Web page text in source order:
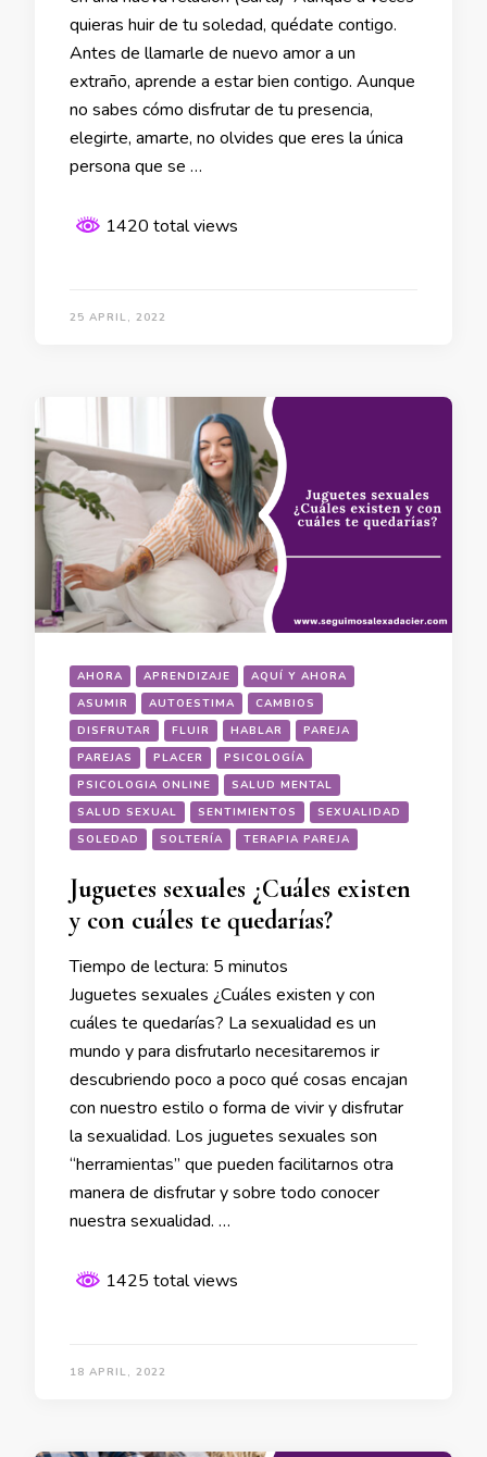
quieras huir de tu soledad, quédate contigo.
Antes de llamarle de nuevo amor a un
extraño, aprende a estar bien contigo. Aunque
no sabes cómo disfrutar de tu presencia,
elegirte, amarte, no olvides que eres la única
persona que se …
1420 total views
25 APRIL, 2022
AHORA APRENDIZAJE
AQUÍ Y AHORA
ASUMIR
AUTOESTIMA
CAMBIOS
DISFRUTAR
FLUIR HABLAR
PAREJA
PAREJAS
PLACER
PSICOLOGÍA
PSICOLOGIA ONLINE
SALUD MENTAL
SALUD SEXUAL
SENTIMIENTOS
SEXUALIDAD
SOLEDAD
SOLTERÍA TERAPIA PAREJA
Juguetes sexuales ¿Cuáles existen
y con cuáles te quedarías?
Tiempo de lectura: 5 minutos
Juguetes sexuales ¿Cuáles existen y con
cuáles te quedarías? La sexualidad es un
mundo y para disfrutarlo necesitaremos ir
descubriendo poco a poco qué cosas encajan
con nuestro estilo o forma de vivir y disfrutar
la sexualidad. Los juguetes sexuales son
“herramientas” que pueden facilitarnos otra
manera de disfrutar y sobre todo conocer
nuestra sexualidad. …
1425 total views
18 APRIL, 2022